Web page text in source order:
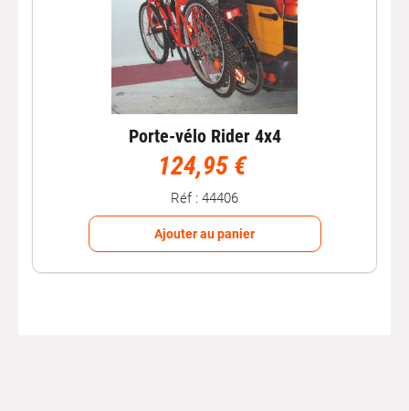
Porte-vélo Rider 4x4
124,95 €
Réf : 44406
Ajouter au panier